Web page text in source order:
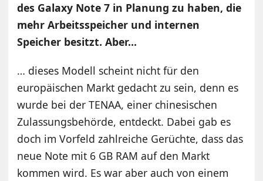
des Galaxy Note 7 in Planung zu haben, die
mehr Arbeitsspeicher und internen
Speicher besitzt. Aber…
… dieses Modell scheint nicht für den
europäischen Markt gedacht zu sein, denn es
wurde bei der TENAA, einer chinesischen
Zulassungsbehörde, entdeckt. Dabei gab es
doch im Vorfeld zahlreiche Gerüchte, dass das
neue Note mit 6 GB RAM auf den Markt
kommen wird. Es war aber auch von einem